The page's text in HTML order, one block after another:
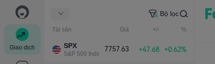
Giao dịch
Bộ lọc
Tài sản Giá +/- %
SPX
S&P 500 Index
7757.63 +47.68 +0.62%